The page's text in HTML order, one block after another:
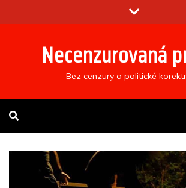
to
Necenzurovaná
Bez cenzury a politické